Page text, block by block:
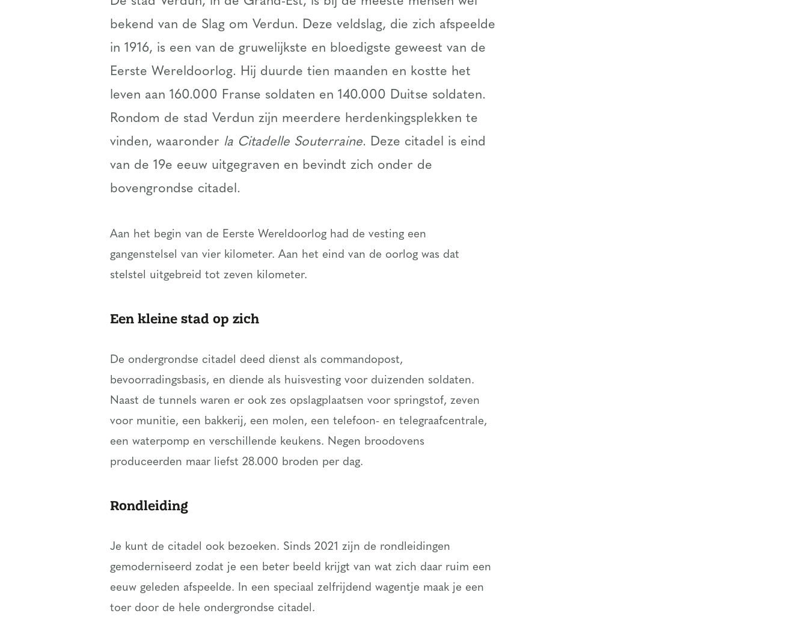
bekend van de Slag om Verdun. Deze veldslag, die zich afspeelde
in 1916, is een van de gruwelijkste en bloedigste geweest van de
Eerste Wereldoorlog. Hij duurde tien maanden en kostte het
leven aan 160.000 Franse soldaten en 140.000 Duitse soldaten.
Rondom de stad Verdun zijn meerdere herdenkingsplekken te
vinden, waaronder la Citadelle Souterraine. Deze citadel is eind
van de 19e eeuw uitgegraven en bevindt zich onder de
bovengrondse citadel.
Aan het begin van de Eerste Wereldoorlog had de vesting een
gangenstelsel van vier kilometer. Aan het eind van de oorlog was dat
stelstel uitgebreid tot zeven kilometer.
Een kleine stad op zich
De ondergrondse citadel deed dienst als commandopost,
bevoorradingsbasis, en diende als huisvesting voor duizenden soldaten.
Naast de tunnels waren er ook zes opslagplaatsen voor springstof, zeven
voor munitie, een bakkerij, een molen, een telefoon- en telegraafcentrale,
een waterpomp en verschillende keukens. Negen broodovens
produceerden maar liefst 28.000 broden per dag.
Rondleiding
Je kunt de citadel ook bezoeken. Sinds 2021 zijn de rondleidingen
gemoderniseerd zodat je een beter beeld krijgt van wat zich daar ruim een
eeuw geleden afspeelde. In een speciaal zelfrijdend wagentje maak je een
toer door de hele ondergrondse citadel.